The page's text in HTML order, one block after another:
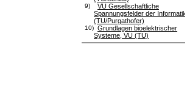
9)
VU Gesellschaftliche
Spannungsfelder der Informatik
(TU/Purgathofer)
10) Grundlagen bioelektrischer
Systeme, VU (TU)